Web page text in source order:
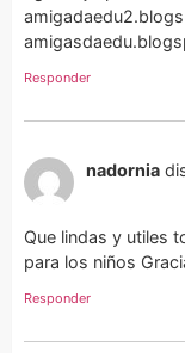
Responder
nadornia
Que lindas y utiles
para los niños
Responder